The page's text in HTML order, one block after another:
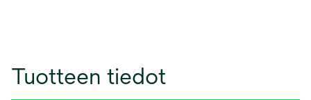
Tuotteen tiedot